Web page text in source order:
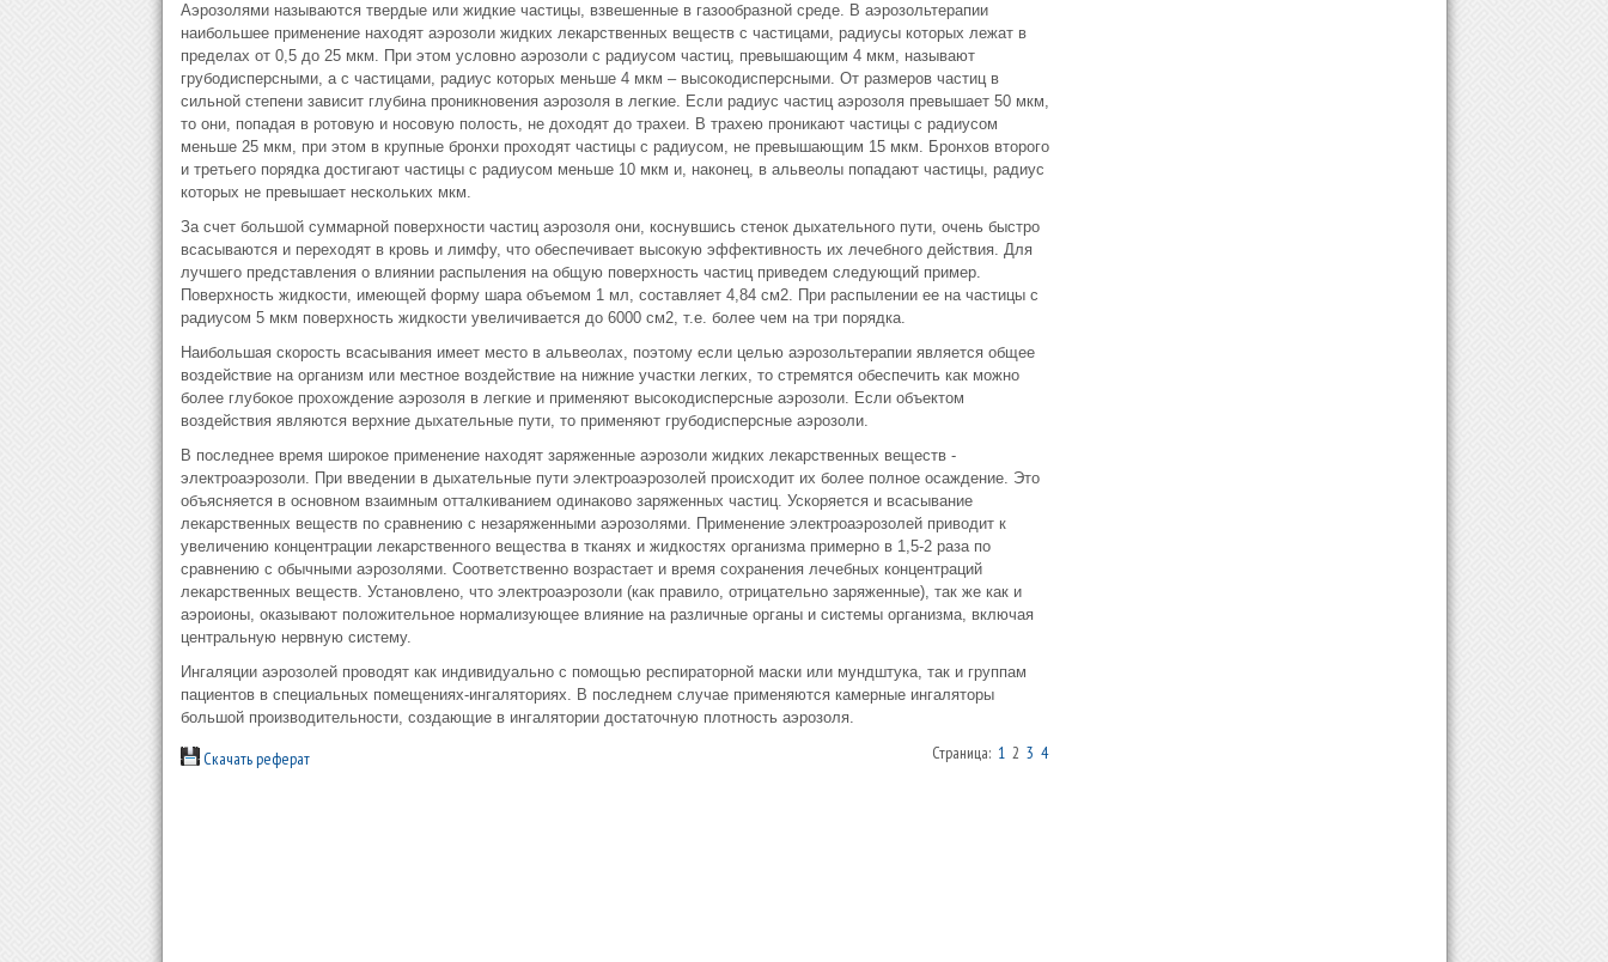
Аэрозолями называются твердые или жидкие частицы, взвешенные в газообразной среде. В аэрозольтерапии
наибольшее применение находят аэрозоли жидких лекарственных веществ с частицами, радиусы которых лежат в
пределах от 0,5 до 25 мкм. При этом условно аэрозоли с радиусом частиц, превышающим 4 мкм, называют
грубодисперсными, а с частицами, радиус которых меньше 4 мкм – высокодисперсными. От размеров частиц в
сильной степени зависит глубина проникновения аэрозоля в легкие. Если радиус частиц аэрозоля превышает 50 мкм,
то они, попадая в ротовую и носовую полость, не доходят до трахеи. В трахею проникают частицы с радиусом
меньше 25 мкм, при этом в крупные бронхи проходят частицы с радиусом, не превышающим 15 мкм. Бронхов второго
и третьего порядка достигают частицы с радиусом меньше 10 мкм и, наконец, в альвеолы попадают частицы, радиус
которых не превышает нескольких мкм.
За счет большой суммарной поверхности частиц аэрозоля они, коснувшись стенок дыхательного пути, очень быстро
всасываются и переходят в кровь и лимфу, что обеспечивает высокую эффективность их лечебного действия. Для
лучшего представления о влиянии распыления на общую поверхность частиц приведем следующий пример.
Поверхность жидкости, имеющей форму шара объемом 1 мл, составляет 4,84 см2. При распылении ее на частицы с
радиусом 5 мкм поверхность жидкости увеличивается до 6000 см2, т.е. более чем на три порядка.
Наибольшая скорость всасывания имеет место в альвеолах, поэтому если целью аэрозольтерапии является общее
воздействие на организм или местное воздействие на нижние участки легких, то стремятся обеспечить как можно
более глубокое прохождение аэрозоля в легкие и применяют высокодисперсные аэрозоли. Если объектом
воздействия являются верхние дыхательные пути, то применяют грубодисперсные аэрозоли.
В последнее время широкое применение находят заряженные аэрозоли жидких лекарственных веществ -
электроаэрозоли. При введении в дыхательные пути электроаэрозолей происходит их более полное осаждение. Это
объясняется в основном взаимным отталкиванием одинаково заряженных частиц. Ускоряется и всасывание
лекарственных веществ по сравнению с незаряженными аэрозолями. Применение электроаэрозолей приводит к
увеличению концентрации лекарственного вещества в тканях и жидкостях организма примерно в 1,5-2 раза по
сравнению с обычными аэрозолями. Соответственно возрастает и время сохранения лечебных концентраций
лекарственных веществ. Установлено, что электроаэрозоли (как правило, отрицательно заряженные), так же как и
аэроионы, оказывают положительное нормализующее влияние на различные органы и системы организма, включая
центральную нервную систему.
Ингаляции аэрозолей проводят как индивидуально с помощью респираторной маски или мундштука, так и группам
пациентов в специальных помещениях-ингаляториях. В последнем случае применяются камерные ингаляторы
большой производительности, создающие в ингалятории достаточную плотность аэрозоля.
Скачать реферат Страница: 12 3 4